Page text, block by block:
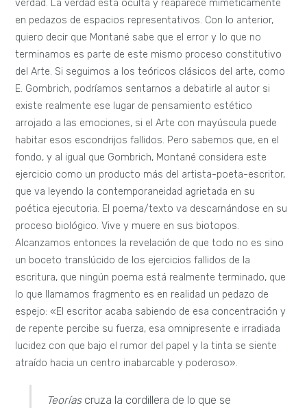
verdad. La verdad está oculta y reaparece miméticamente
en pedazos de espacios representativos. Con lo anterior,
quiero decir que Montané sabe que el error y lo que no
terminamos es parte de este mismo proceso constitutivo
del Arte. Si seguimos a los teóricos clásicos del arte, como
E. Gombrich, podríamos sentarnos a debatirle al autor si
existe realmente ese lugar de pensamiento estético
arrojado a las emociones, si el Arte con mayúscula puede
habitar esos escondrijos fallidos. Pero sabemos que, en el
fondo, y al igual que Gombrich, Montané considera este
ejercicio como un producto más del artista-poeta-escritor,
que va leyendo la contemporaneidad agrietada en su
poética ejecutoria. El poema/texto va descarnándose en su
proceso biológico. Vive y muere en sus biotopos.
Alcanzamos entonces la revelación de que todo no es sino
un boceto translúcido de los ejercicios fallidos de la
escritura, que ningún poema está realmente terminado, que
lo que llamamos fragmento es en realidad un pedazo de
espejo: «El escritor acaba sabiendo de esa concentración y
de repente percibe su fuerza, esa omnipresente e irradiada
lucidez con que bajo el rumor del papel y la tinta se siente
atraído hacia un centro inabarcable y poderoso».
Teoríascruza la cordillera de lo que se